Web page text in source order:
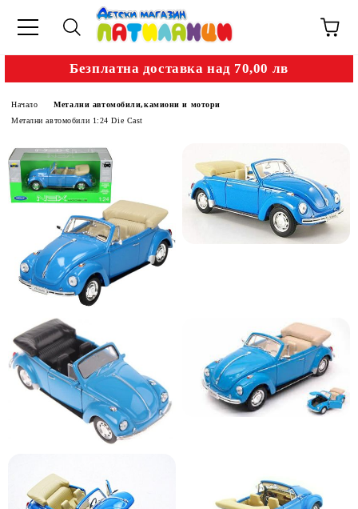
Безплатна доставка над 70,00 лв
Начало
Метални автомобили,камиони и мотори
Метални автомобили 1:24 Die Cast